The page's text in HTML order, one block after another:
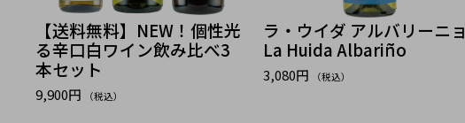
【送料無料】NEW！個性光
る辛口白ワイン飲み比べ3
本セット
9,900円 （税込）
ラ・ウイダ アルバリーニョ
La Huida Albariño
3,080円 （税込）